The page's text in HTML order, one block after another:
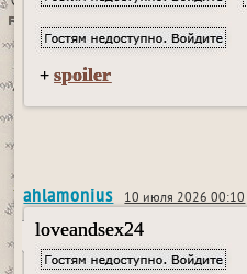
+spoiler
ahlamonius 10 июля 2026 00:10
loveandsex24